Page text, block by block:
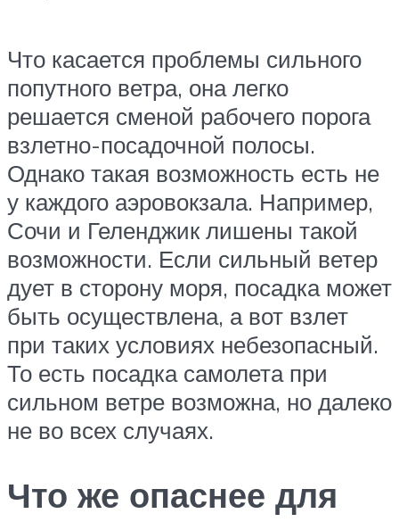
Что касается проблемы сильного
попутного ветра, она легко
решается сменой рабочего порога
взлетно-посадочной полосы.
Однако такая возможность есть не
у каждого аэровокзала. Например,
Сочи и Геленджик лишены такой
возможности. Если сильный ветер
дует в сторону моря, посадка может
быть осуществлена, а вот взлет
при таких условиях небезопасный.
То есть посадка самолета при
сильном ветре возможна, но далеко
не во всех случаях.
Что же опаснее для